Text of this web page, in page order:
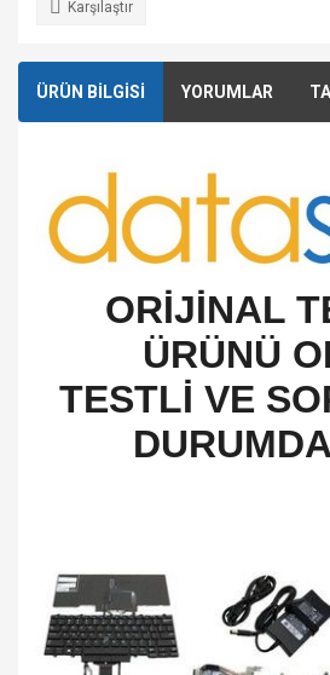
Karşılaştır
ÜRÜN BİLGİSİ YORUMLAR
ORİJİNAL
ÜRÜNÜ
TESTLİ VE